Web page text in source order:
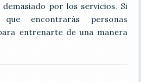
por los servicios. Si
encontrarás personas
entrenarte de una manera